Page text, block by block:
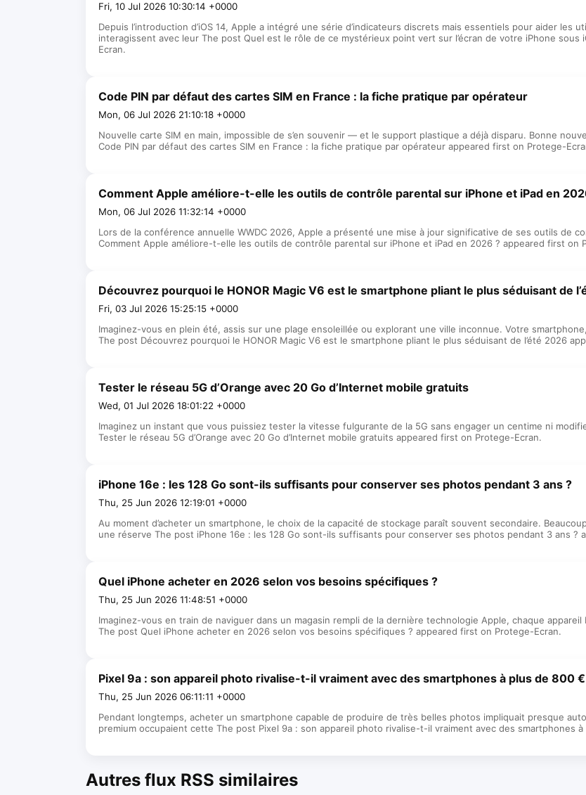
Fri, 10 Jul 2026 10:30:14 +0000
Depuis l’introduction d’iOS 14, Apple a intégré une série d’indicateurs discrets mais essentiels pour aider les
interagissent avec leur The post Quel est le rôle de ce mystérieux point vert sur l’écran de votre iPhone
Ecran.
Code PIN par défaut des cartes SIM en France : la fiche pratique par opérateur
Mon, 06 Jul 2026 21:10:18 +0000
Nouvelle carte SIM en main, impossible de s’en souvenir — et le support plastique a déjà disparu. Bonne
Code PIN par défaut des cartes SIM en France : la fiche pratique par opérateur appeared first on Protege-
Comment Apple améliore-t-elle les outils de contrôle parental sur iPhone et iPad en
Mon, 06 Jul 2026 11:32:14 +0000
Lors de la conférence annuelle WWDC 2026, Apple a présenté une mise à jour significative de ses outils de
Comment Apple améliore-t-elle les outils de contrôle parental sur iPhone et iPad en 2026 ? appeared first on
Découvrez pourquoi le HONOR Magic V6 est le smartphone pliant le plus séduisant de
Fri, 03 Jul 2026 15:25:15 +0000
Imaginez-vous en plein été, assis sur une plage ensoleillée ou explorant une ville inconnue. Votre
The post Découvrez pourquoi le HONOR Magic V6 est le smartphone pliant le plus séduisant de l’été 2026
Tester le réseau 5G d’Orange avec 20 Go d’Internet mobile gratuits
Wed, 01 Jul 2026 18:01:22 +0000
Imaginez un instant que vous puissiez tester la vitesse fulgurante de la 5G sans engager un centime ni
Tester le réseau 5G d’Orange avec 20 Go d’Internet mobile gratuits appeared first on Protege-Ecran.
iPhone 16e : les 128 Go sont-ils suffisants pour conserver ses photos pendant 3 ans ?
Thu, 25 Jun 2026 12:19:01 +0000
Au moment d’acheter un smartphone, le choix de la capacité de stockage paraît souvent secondaire.
une réserve The post iPhone 16e : les 128 Go sont-ils suffisants pour conserver ses photos pendant 3 ans ?
Quel iPhone acheter en 2026 selon vos besoins spécifiques ?
Thu, 25 Jun 2026 11:48:51 +0000
Imaginez-vous en train de naviguer dans un magasin rempli de la dernière technologie Apple, chaque
The post Quel iPhone acheter en 2026 selon vos besoins spécifiques ? appeared first on Protege-Ecran.
Pixel 9a : son appareil photo rivalise-t-il vraiment avec des smartphones à plus de 800
Thu, 25 Jun 2026 06:11:11 +0000
Pendant longtemps, acheter un smartphone capable de produire de très belles photos impliquait presque
premium occupaient cette The post Pixel 9a : son appareil photo rivalise-t-il vraiment avec des smartphones
Autres flux RSS similaires